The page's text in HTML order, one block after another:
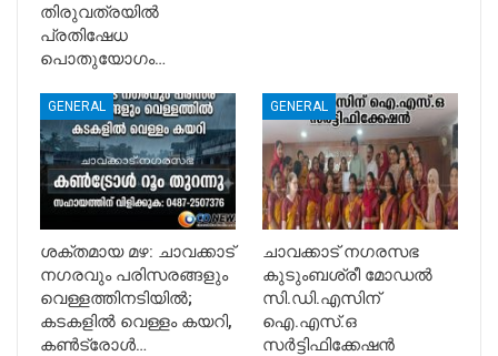
തിരുവത്രയിൽ
പ്രതിഷേധ
പൊതുയോഗം…
GENERAL
ശക്തമായ മഴ: ചാവക്കാട്
നഗരവും പരിസരങ്ങളും
വെള്ളത്തിനടിയിൽ;
കടകളിൽ വെള്ളം കയറി,
കൺട്രോൾ…
GENERAL
ചാവക്കാട് നഗരസഭ
കുടുംബശ്രീ മോഡൽ
സി.ഡി.എസിന്
ഐ.എസ്.ഒ
സർട്ടിഫിക്കേഷൻ